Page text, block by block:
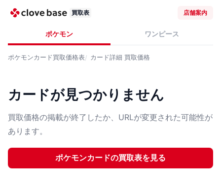
買取表 店舗案内
ポケモン ワンピース
ポケモンカード買取価格表 カード詳細 買取価格
カードが見つかりません
買取価格の掲載が終了したか、URLが変更された可能性が
あります。
ポケモンカードの買取表を見る